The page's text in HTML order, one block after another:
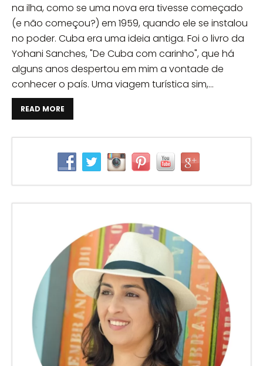
na ilha, como se uma nova era tivesse começado
(e não começou?) em 1959, quando ele se instalou
no poder. Cuba era uma ideia antiga. Foi o livro da
Yohani Sanches, "De Cuba com carinho", que há
alguns anos despertou em mim a vontade de
conhecer o país. Uma viagem turística sim,...
READ MORE